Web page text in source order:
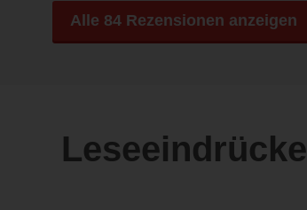
Alle 84 Rezensionen anzeigen
Leseeindrücke